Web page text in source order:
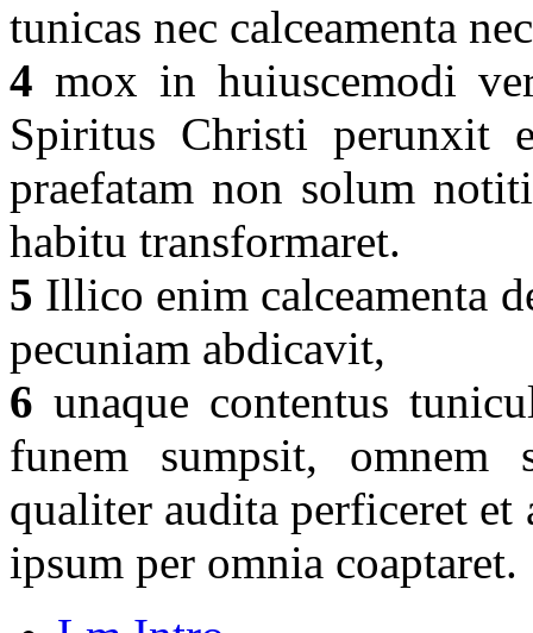
tunicas nec calceamenta
4 mox in huiuscemodi
Spiritus Christi perunxit
praefatam non solum
habitu transformaret.
5 Illico enim calceamenta
pecuniam abdicavit,
6 unaque contentus
funem sumpsit, omnem
qualiter audita perficeret et
ipsum per omnia coaptaret.